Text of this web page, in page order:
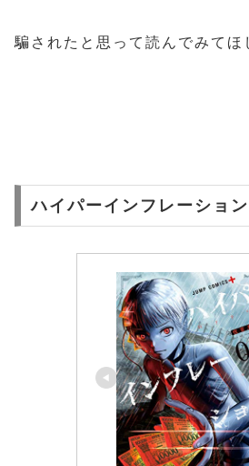
騙されたと思って読んでみてほ
ハイパーインフレーション